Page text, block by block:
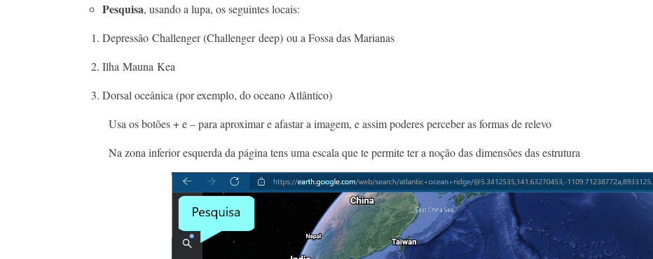
Pesquisa, usando a lupa, os seguintes locais:​
Depressão Challenger (Challenger deep) ou a Fossa das Marianas​
Ilha Mauna Kea​
Dorsal oceânica (por exemplo, do oceano Atlântico)​
Usa os botões + e – para aproximar e afastar a imagem, e assim poderes perceber as formas de relevo
Na zona inferior esquerda da página tens uma escala que te permite ter a noção das dimensões das estrutura​